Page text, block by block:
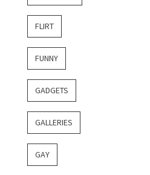
FLIRT
FUNNY
GADGETS
GALLERIES
GAY